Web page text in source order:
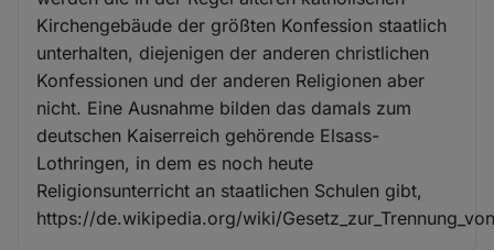
Kirchengebäude der größten Konfession staatlich
unterhalten, diejenigen der anderen christlichen
Konfessionen und der anderen Religionen aber
nicht. Eine Ausnahme bilden das damals zum
deutschen Kaiserreich gehörende Elsass-
Lothringen, in dem es noch heute
Religionsunterricht an staatlichen Schulen gibt,
https://de.wikipedia.org/wiki/